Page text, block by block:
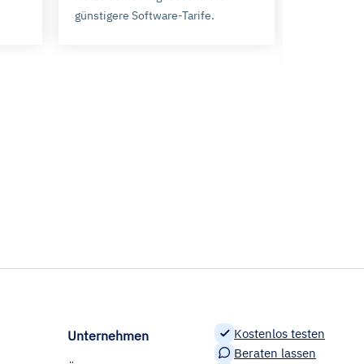
auf. Unser
günstigere Software-Tarife.
Unternehmen
Kostenlos testen
Beraten lassen